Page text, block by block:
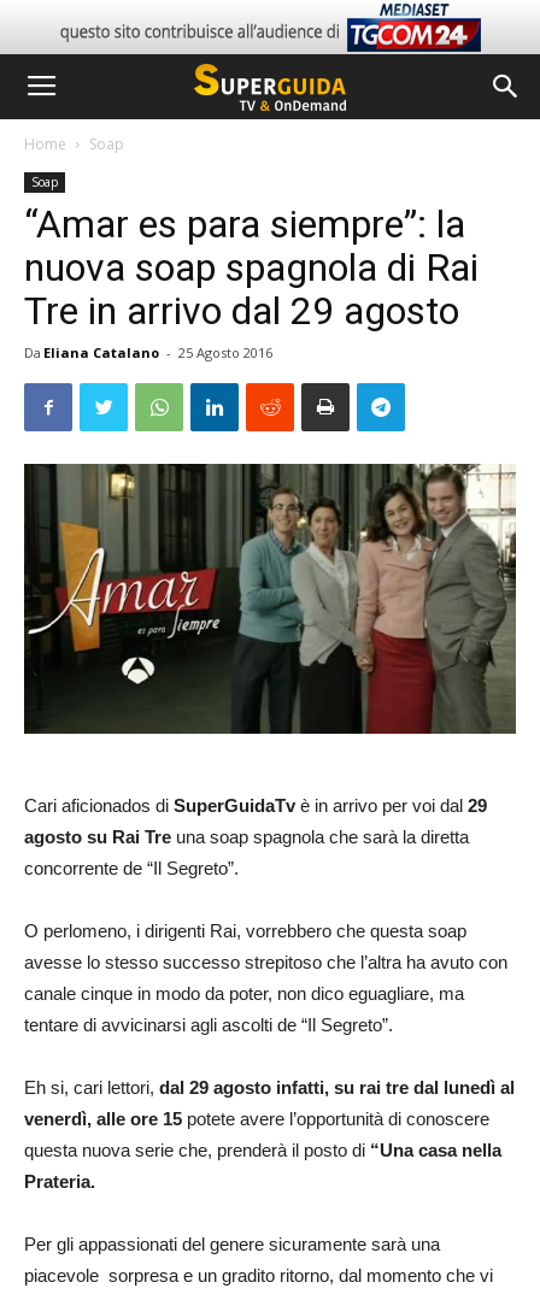
Home Soap
Soap
“Amar es para siempre”: la
nuova soap spagnola di Rai
Tre in arrivo dal 29 agosto
Da Eliana Catalano - 25 Agosto 2016
Cari aficionados di SuperGuidaTvè in arrivo per voi dal 29
agosto su Rai Tre una soap spagnola che sarà la diretta
concorrente de “Il Segreto”.
O perlomeno, i dirigenti Rai, vorrebbero che questa soap
avesse lo stesso successo strepitoso che l’altra ha avuto con
canale cinque in modo da poter, non dico eguagliare, ma
tentare di avvicinarsi agli ascolti de “Il Segreto”.
Eh si, cari lettori, dal 29 agosto infatti, su rai tre dal lunedì al
venerdì, alle ore 15 potete avere l’opportunità di conoscere
questa nuova serie che, prenderà il posto di “Una casa nella
Prateria.
Per gli appassionati del genere sicuramente sarà una
piacevole sorpresa e un gradito ritorno, dal momento che vi